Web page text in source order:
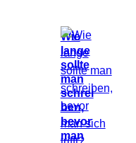
Wie
lange
sollte
man
schrei
ben,
bevor
man